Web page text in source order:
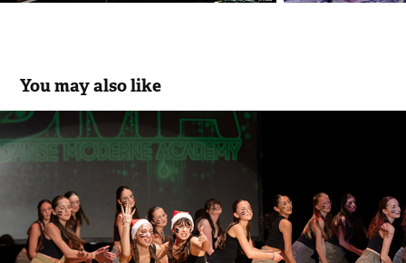
You may also like
DMA - Représentation du 23 décembre
2023
2023